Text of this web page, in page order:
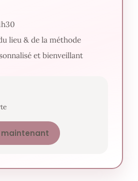
lieu & de la méthode
et bienveillant
maintenant